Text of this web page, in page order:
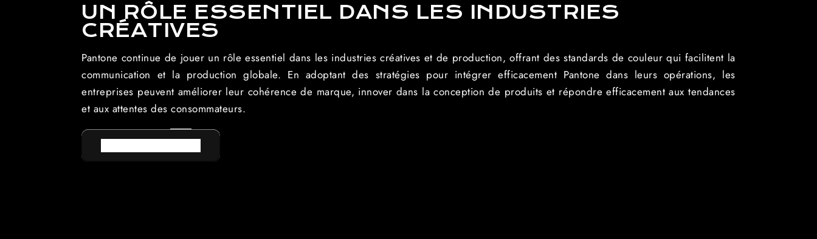
UN RÔLE ESSENTIEL DANS LES INDUSTRIES
CRÉATIVES
Pantone continue de jouer un rôle essentiel dans les industries créatives et de production, offrant des standards de couleur qui facilitent la
communication et la production globale. En adoptant des stratégies pour intégrer efficacement Pantone dans leurs opérations, les
entreprises peuvent améliorer leur cohérence de marque, innover dans la conception de produits et répondre efficacement aux tendances
et aux attentes des consommateurs.